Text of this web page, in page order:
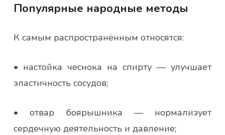
Популярные народные методы
К самым распространённым относятся:
• настойка чеснока на спирту — улучшает
эластичность сосудов;
• отвар боярышника — нормализует
сердечную деятельность и давление;